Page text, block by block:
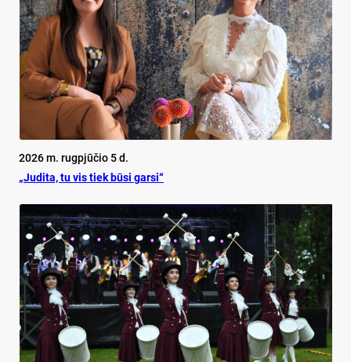
2026 m. rugpjūčio 5 d.
„Judita, tu vis tiek būsi garsi“